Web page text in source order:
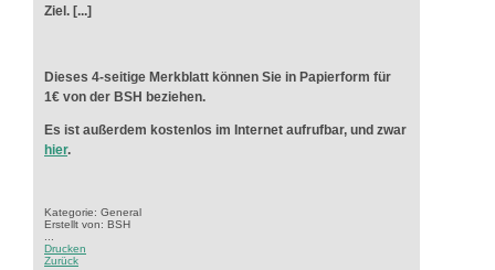
Ziel. [...]
Dieses 4-seitige Merkblatt können Sie in Papierform für
1€ von der BSH beziehen.
Es ist außerdem kostenlos im Internet aufrufbar, und zwar
hier.
Kategorie: General
Erstellt von: BSH
Drucken
Zurück